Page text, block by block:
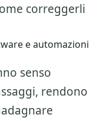
correggerli
e automazioni
senso
rendono